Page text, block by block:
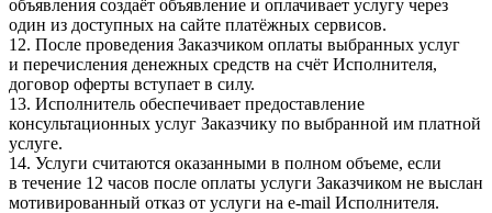
объявления создаёт объявление и оплачивает услугу через
один из доступных на сайте платёжных сервисов.
12. После проведения Заказчиком оплаты выбранных услуг
и перечисления денежных средств на счёт Исполнителя,
договор оферты вступает в силу.
13. Исполнитель обеспечивает предоставление
консультационных услуг Заказчику по выбранной им платной
услуге.
14. Услуги считаются оказанными в полном объеме, если
в течение 12 часов после оплаты услуги Заказчиком не выслан
мотивированный отказ от услуги на e-mail Исполнителя.